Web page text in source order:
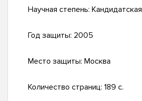
Научная степень: Кандидатская
Год защиты: 2005
Место защиты: Москва
Количество страниц: 189 с.